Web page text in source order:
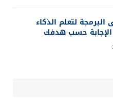
لتعلم الذكاء
الإجابة حسب هدفك